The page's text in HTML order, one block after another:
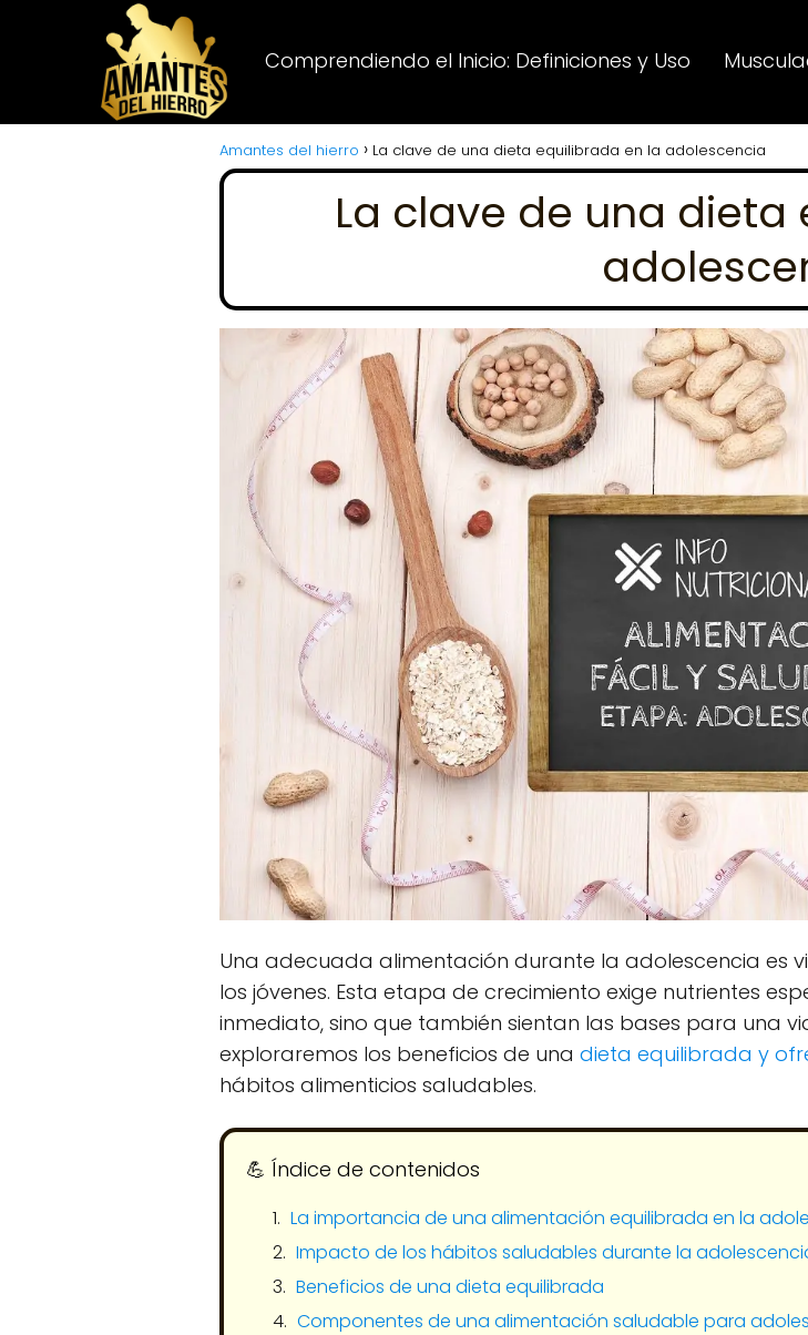
Comprendiendo el Inicio: Definiciones y Uso
Amantes del hierro La clave de una dieta equilibrada en la adolescencia
La clave de una
Una adecuada alimentación durante la adolescencia es
los jóvenes. Esta etapa de crecimiento exige nutrientes
inmediato, sino que también sientan las bases para una
exploraremos los beneficios de una dieta equilibrada y
hábitos alimenticios saludables.
💪​ Índice de contenidos
La importancia de una alimentación equilibrada en la
Impacto de los hábitos saludables durante la
Beneficios de una dieta equilibrada
Componentes de una alimentación saludable para